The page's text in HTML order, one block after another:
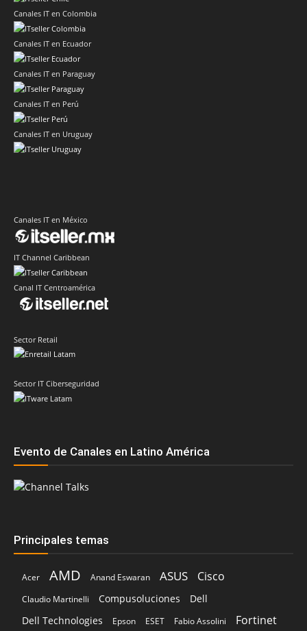
Canales IT en Colombia
Canales IT en Ecuador
Canales IT en Paraguay
Canales IT en Perú
Canales IT en Uruguay
Canales IT en México
IT Channel Caribbean
Canal IT Centroamérica
Sector Retail
Sector IT Ciberseguridad
Evento de Canales en Latino América
Principales temas
Acer AMD Anand Eswaran ASUS Cisco
Claudio Martinelli Compusoluciones
Dell
Dell Technologies
Epson ESET Fabio Assolini Fortinet